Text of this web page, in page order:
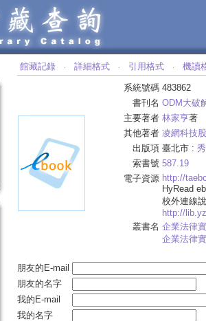
館藏記錄 ‧ 詳細格式 ‧ 引用格式 ‧ 機讀
系統號碼 483862
書刊名 ODM大破
主要著者 林家亨著
其他著者 凌網科技
出版項 臺北市 :
索書號 587.19
電子資源 http://
HyRead
校外連線
http://
叢書名 企業法律
企業法律
朋友的E-mail
朋友的名字
我的E-mail
我的名字